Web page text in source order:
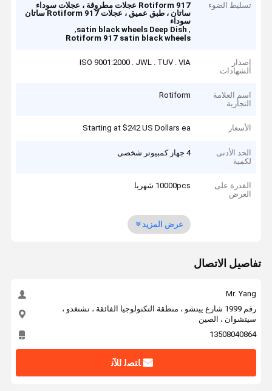
تسليط الضوء
917 Rotiform عجلات مطروقة ، عجلات سوداء
ساتان ، طبق عميق ، عجلات Rotiform 917 ساتان
سوداء
,
satin black wheels Deep Dish
,
Rotiform 917 satin black wheels
إصدار
الشهادات
ISO 9001:2000 . JWL . TUV . VIA
اسم العلامة
التجارية
Rotiform
الأسعار Starting at $242 US Dollars ea
الحد الأدنى
لكمية
4 جهاز كمبيوتر شخصى
القدرة على
العرض
10000pcs شهريا
عرض المزيد
تفاصيل الاتصال
Mr. Yang
رقم 1999 شارع ييتشو ، منطقة التكنولوجيا الفائقة ، تشنغدو ،
سيتشوان ، الصين
13508040864
ﺎﺘﺼﻟ ﺍﻶﻧ